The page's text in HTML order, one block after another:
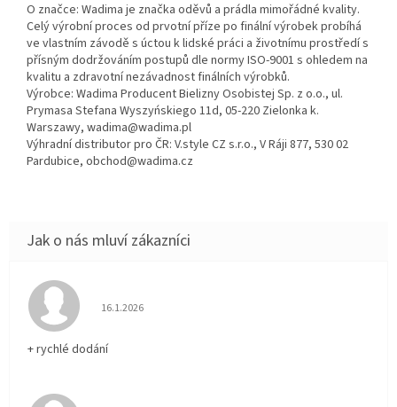
O značce: Wadima je značka oděvů a prádla mimořádné kvality.
Celý výrobní proces od prvotní příze po finální výrobek probíhá
ve vlastním závodě s úctou k lidské práci a životnímu prostředí s
přísným dodržováním postupů dle normy ISO-9001 s ohledem na
kvalitu a zdravotní nezávadnost finálních výrobků.
Výrobce: Wadima Producent Bielizny Osobistej Sp. z o.o., ul.
Prymasa Stefana Wyszyńskiego 11d, 05-220 Zielonka k.
Warszawy, wadima@wadima.pl
Výhradní distributor pro ČR: V.style CZ s.r.o., V Ráji 877, 530 02
Pardubice, obchod@wadima.cz
Hodnocení obchodu je 5 z 5 hvězdiček.
16.1.2026
+ rychlé dodání